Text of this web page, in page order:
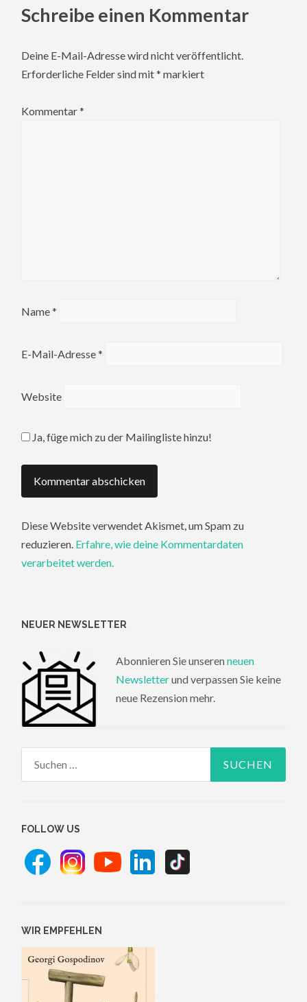
Schreibe einen Kommentar
Deine E-Mail-Adresse wird nicht veröffentlicht.
Erforderliche Felder sind mit* markiert
Kommentar*
Name*
E-Mail-Adresse*
Website
Ja, füge mich zu der Mailingliste hinzu!
Diese Website verwendet Akismet, um Spam zu
reduzieren. Erfahre, wie deine Kommentardaten
verarbeitet werden.
NEUER NEWSLETTER
Abonnieren Sie unseren neuen
Newsletterund verpassen Sie keine
neue Rezension mehr.
FOLLOW US
WIR EMPFEHLEN